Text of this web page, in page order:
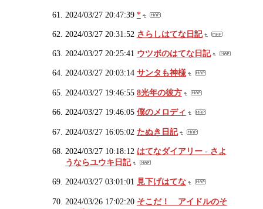
2024/03/27 20:47:39 *
2024/03/27 20:31:52 さらしはてな日記
2024/03/27 20:25:41 ウツボのはてな日記
2024/03/27 20:03:14 サンタも神様
2024/03/27 19:46:55 8光年の彼方
2024/03/27 19:46:05 僕のメロディ
2024/03/27 16:05:02 たぬき日記
2024/03/27 10:18:12 はてなダイアリー - さよ
うならユウキ日記
2024/03/27 03:01:01 見下げはてな
2024/03/26 17:02:20 そこだ！ アイドルのそ